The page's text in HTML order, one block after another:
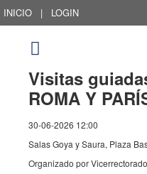
INICIO | LOGIN
Visitas
ROMA Y
30-06-2026 12:00
Salas Goya y Saura, Plaza
Organizado por